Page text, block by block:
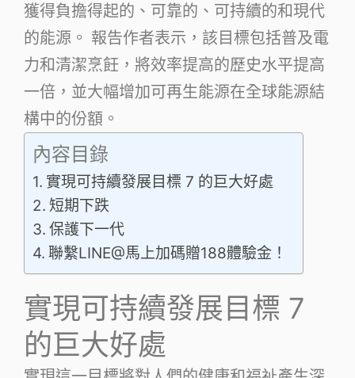
獲得負擔得起的、可靠的、可持續的和現代
的能源。 報告作者表示，該目標包括普及電
力和清潔烹飪，將效率提高的歷史水平提高
一倍，並大幅增加可再生能源在全球能源結
構中的份額。
內容目錄
實現可持續發展目標 7 的巨大好處
短期下跌
保護下一代
聯繫LINE@馬上加碼贈188體驗金！
實現可持續發展目標 7
的巨大好處